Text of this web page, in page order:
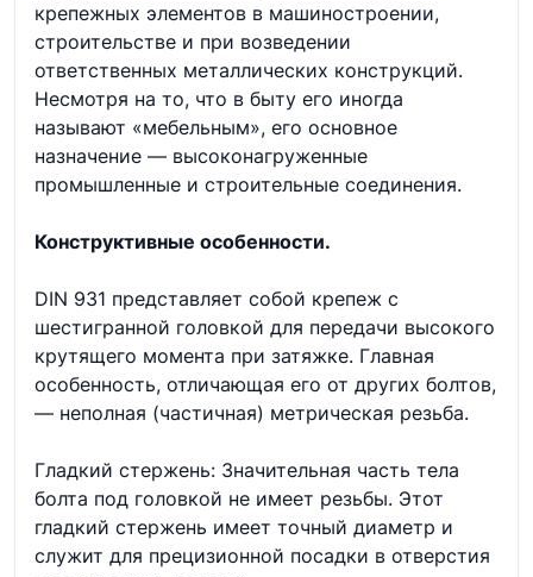
крепежных элементов в машиностроении,
строительстве и при возведении
ответственных металлических конструкций.
Несмотря на то, что в быту его иногда
называют «мебельным», его основное
назначение — высоконагруженные
промышленные и строительные соединения.
Конструктивные особенности.
DIN 931 представляет собой крепеж с
шестигранной головкой для передачи высокого
крутящего момента при затяжке. Главная
особенность, отличающая его от других болтов,
— неполная (частичная) метрическая резьба.
Гладкий стержень: Значительная часть тела
болта под головкой не имеет резьбы. Этот
гладкий стержень имеет точный диаметр и
служит для прецизионной посадки в отверстия